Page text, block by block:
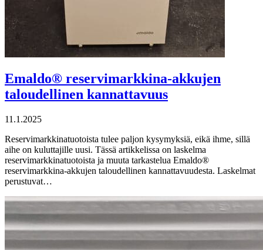
Emaldo® reservimarkkina-akkujen
taloudellinen kannattavuus
11.1.2025
Reservimarkkinatuotoista tulee paljon kysymyksiä, eikä ihme, sillä
aihe on kuluttajille uusi. Tässä artikkelissa on laskelma
reservimarkkinatuotoista ja muuta tarkastelua Emaldo®
reservimarkkina-akkujen taloudellinen kannattavuudesta. Laskelmat
perustuvat…